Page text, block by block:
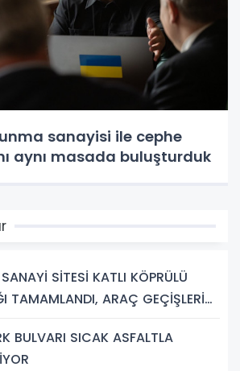
sanayisi ile cephe
aynı masada buluşturduk
SİTESİ KATLI KÖPRÜLÜ
TAMAMLANDI, ARAÇ GEÇİŞLERİ
BULVARI SICAK ASFALTLA